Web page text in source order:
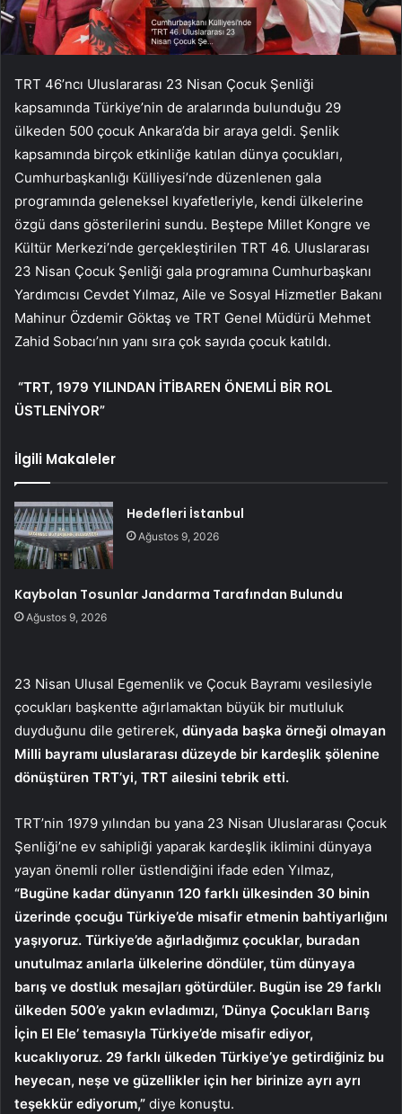
TRT 46’ncı Uluslararası 23 Nisan Çocuk Şenliği
kapsamında Türkiye’nin de aralarında bulunduğu 29
ülkeden 500 çocuk Ankara’da bir araya geldi. Şenlik
kapsamında birçok etkinliğe katılan dünya çocukları,
Cumhurbaşkanlığı Külliyesi’nde düzenlenen gala
programında geleneksel kıyafetleriyle, kendi ülkelerine
özgü dans gösterilerini sundu. Beştepe Millet Kongre ve
Kültür Merkezi’nde gerçekleştirilen TRT 46. Uluslararası
23 Nisan Çocuk Şenliği gala programına Cumhurbaşkanı
Yardımcısı Cevdet Yılmaz, Aile ve Sosyal Hizmetler Bakanı
Mahinur Özdemir Göktaş ve TRT Genel Müdürü Mehmet
Zahid Sobacı’nın yanı sıra çok sayıda çocuk katıldı.
“TRT, 1979 YILINDAN İTİBAREN ÖNEMLİ BİR ROL
ÜSTLENİYOR”
İlgili Makaleler
Hedefleri İstanbul
Ağustos 9, 2026
Kaybolan Tosunlar Jandarma Tarafından Bulundu
Ağustos 9, 2026
23 Nisan Ulusal Egemenlik ve Çocuk Bayramı vesilesiyle
çocukları başkentte ağırlamaktan büyük bir mutluluk
duyduğunu dile getirerek, dünyada başka örneği olmayan
Milli bayramı uluslararası düzeyde bir kardeşlik şölenine
dönüştüren TRT’yi, TRT ailesini tebrik etti.
TRT’nin 1979 yılından bu yana 23 Nisan Uluslararası Çocuk
Şenliği’ne ev sahipliği yaparak kardeşlik iklimini dünyaya
yayan önemli roller üstlendiğini ifade eden Yılmaz,
“Bugüne kadar dünyanın 120 farklı ülkesinden 30 binin
üzerinde çocuğu Türkiye’de misafir etmenin bahtiyarlığını
yaşıyoruz. Türkiye’de ağırladığımız çocuklar, buradan
unutulmaz anılarla ülkelerine döndüler, tüm dünyaya
barış ve dostluk mesajları götürdüler. Bugün ise 29 farklı
ülkeden 500’e yakın evladımızı, ‘Dünya Çocukları Barış
İçin El Ele’ temasıyla Türkiye’de misafir ediyor,
kucaklıyoruz. 29 farklı ülkeden Türkiye’ye getirdiğiniz bu
heyecan, neşe ve güzellikler için her birinize ayrı ayrı
teşekkür ediyorum,” diye konuştu.